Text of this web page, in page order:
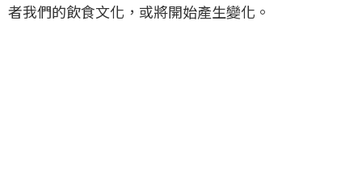
者我們的飲食文化，或將開始產生變化。